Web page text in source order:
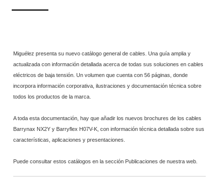
Miguélez presenta su nuevo catálogo general de cables. Una guía amplia y
actualizada con información detallada acerca de todas sus soluciones en cables
eléctricos de baja tensión. Un volumen que cuenta con 56 páginas, donde
incorpora información corporativa, ilustraciones y documentación técnica sobre
todos los productos de la marca.
A toda esta documentación, hay que añadir los nuevos brochures de los cables
Barrynax NX2Y y Barryflex H07V-K, con información técnica detallada sobre sus
características, aplicaciones y presentaciones.
Puede consultar estos catálogos en la sección Publicaciones de nuestra web.